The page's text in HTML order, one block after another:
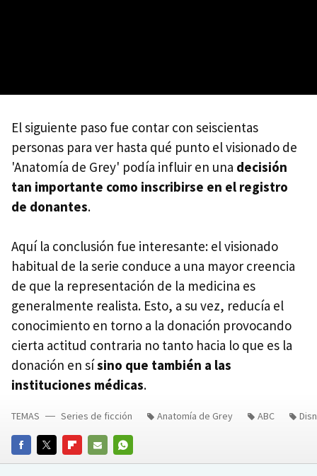
El siguiente paso fue contar con seiscientas
personas para ver hasta qué punto el visionado de
'Anatomía de Grey' podía influir en una decisión
tan importante como inscribirse en el registro
de donantes.
Aquí la conclusión fue interesante: el visionado
habitual de la serie conduce a una mayor creencia
de que la representación de la medicina es
generalmente realista. Esto, a su vez, reducía el
conocimiento en torno a la donación provocando
cierta actitud contraria no tanto hacia lo que es la
donación en sísino que también a las
instituciones médicas.
FACEBOOKTWITTERFLIPBOARD
E-
WHATSAPP
TEMAS Series de ficción Anatomía de Grey ABC